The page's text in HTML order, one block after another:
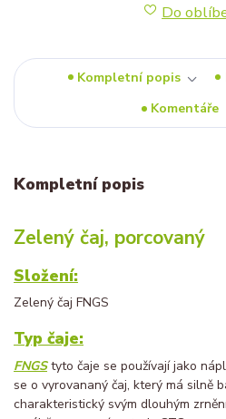
Do
Kompletní popis
Komentáře
Kompletní popis
Zelený čaj, porcovaný
Složení:
Zelený čaj FNGS
Typ čaje:
FNGStyto čaje se používají jako
se o vyrovananý čaj, který má silně
charakteristický svým dlouhým